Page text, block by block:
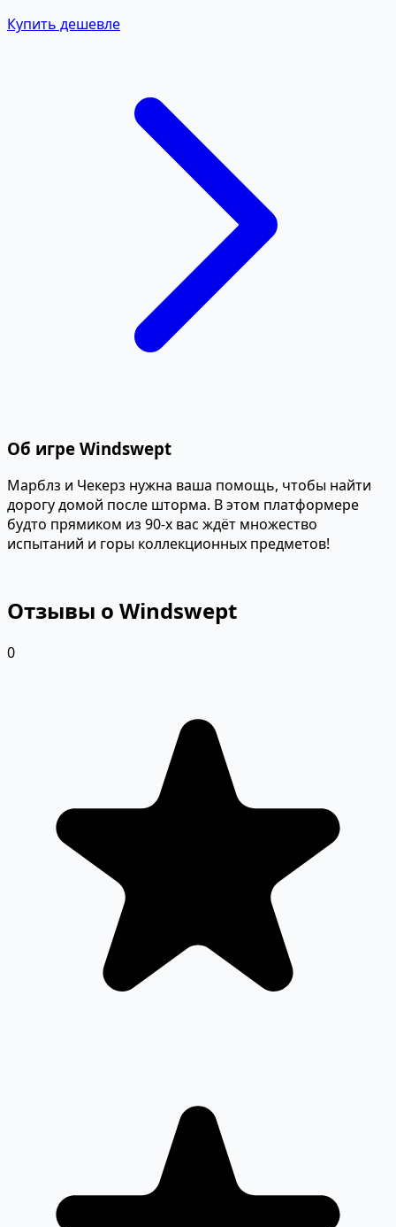
Купить дешевле
Об игре Windswept
Марблз и Чекерз нужна ваша помощь, чтобы найти
дорогу домой после шторма. В этом платформере
будто прямиком из 90-х вас ждёт множество
испытаний и горы коллекционных предметов!
Отзывы о Windswept
0